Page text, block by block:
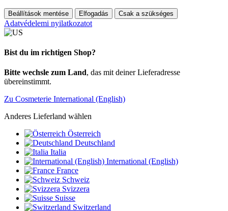
Beállítások mentése Elfogadás Csak a szükséges
Adatvédelemi nyilatkozatot
Bist du im richtigen Shop?
Bitte wechsle zum Land, das mit deiner Lieferadresse
übereinstimmt.
Zu Cosmeterie International (English)
Anderes Lieferland wählen
Österreich
Deutschland
Italia
International (English)
France
Schweiz
Svizzera
Suisse
Switzerland